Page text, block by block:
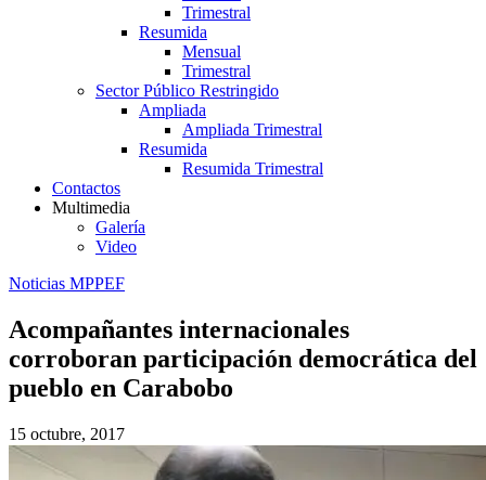
Trimestral
Resumida
Mensual
Trimestral
Sector Público Restringido
Ampliada
Ampliada Trimestral
Resumida
Resumida Trimestral
Contactos
Multimedia
Galería
Video
Noticias MPPEF
Acompañantes internacionales
corroboran participación democrática del
pueblo en Carabobo
15 octubre, 2017